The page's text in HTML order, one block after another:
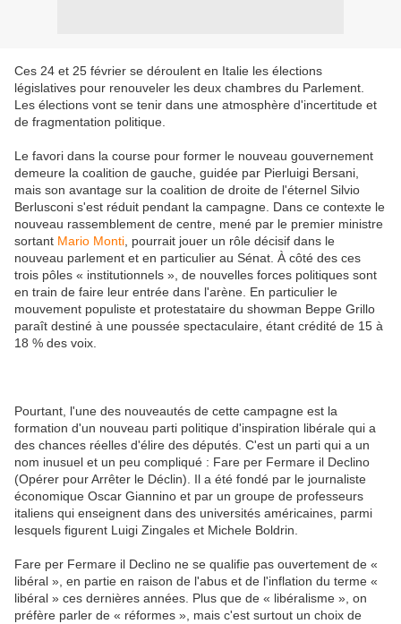
Ces 24 et 25 février se déroulent en Italie les élections
législatives pour renouveler les deux chambres du Parlement.
Les élections vont se tenir dans une atmosphère d'incertitude et
de fragmentation politique.
Le favori dans la course pour former le nouveau gouvernement
demeure la coalition de gauche, guidée par Pierluigi Bersani,
mais son avantage sur la coalition de droite de l'éternel Silvio
Berlusconi s'est réduit pendant la campagne. Dans ce contexte le
nouveau rassemblement de centre, mené par le premier ministre
sortant Mario Monti , pourrait jouer un rôle décisif dans le
nouveau parlement et en particulier au Sénat. À côté des ces
trois pôles « institutionnels », de nouvelles forces politiques sont
en train de faire leur entrée dans l'arène. En particulier le
mouvement populiste et protestataire du showman Beppe Grillo
paraît destiné à une poussée spectaculaire, étant crédité de 15 à
18 % des voix.
Pourtant, l'une des nouveautés de cette campagne est la
formation d'un nouveau parti politique d'inspiration libérale qui a
des chances réelles d'élire des députés. C'est un parti qui a un
nom inusuel et un peu compliqué : Fare per Fermare il Declino
(Opérer pour Arrêter le Déclin). Il a été fondé par le journaliste
économique Oscar Giannino et par un groupe de professeurs
italiens qui enseignent dans des universités américaines, parmi
lesquels figurent Luigi Zingales et Michele Boldrin.
Fare per Fermare il Declino ne se qualifie pas ouvertement de «
libéral », en partie en raison de l'abus et de l'inflation du terme «
libéral » ces dernières années. Plus que de « libéralisme », on
préfère parler de « réformes », mais c'est surtout un choix de